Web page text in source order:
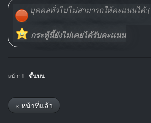
บุคคลทั่วไปไม่สามารถให้คะแนนได้:(
กระทู้นี้ยังไม่เคยได้รับคะแนน
หน้า: 1 ขึ้นบน
« หน้าที่แล้ว